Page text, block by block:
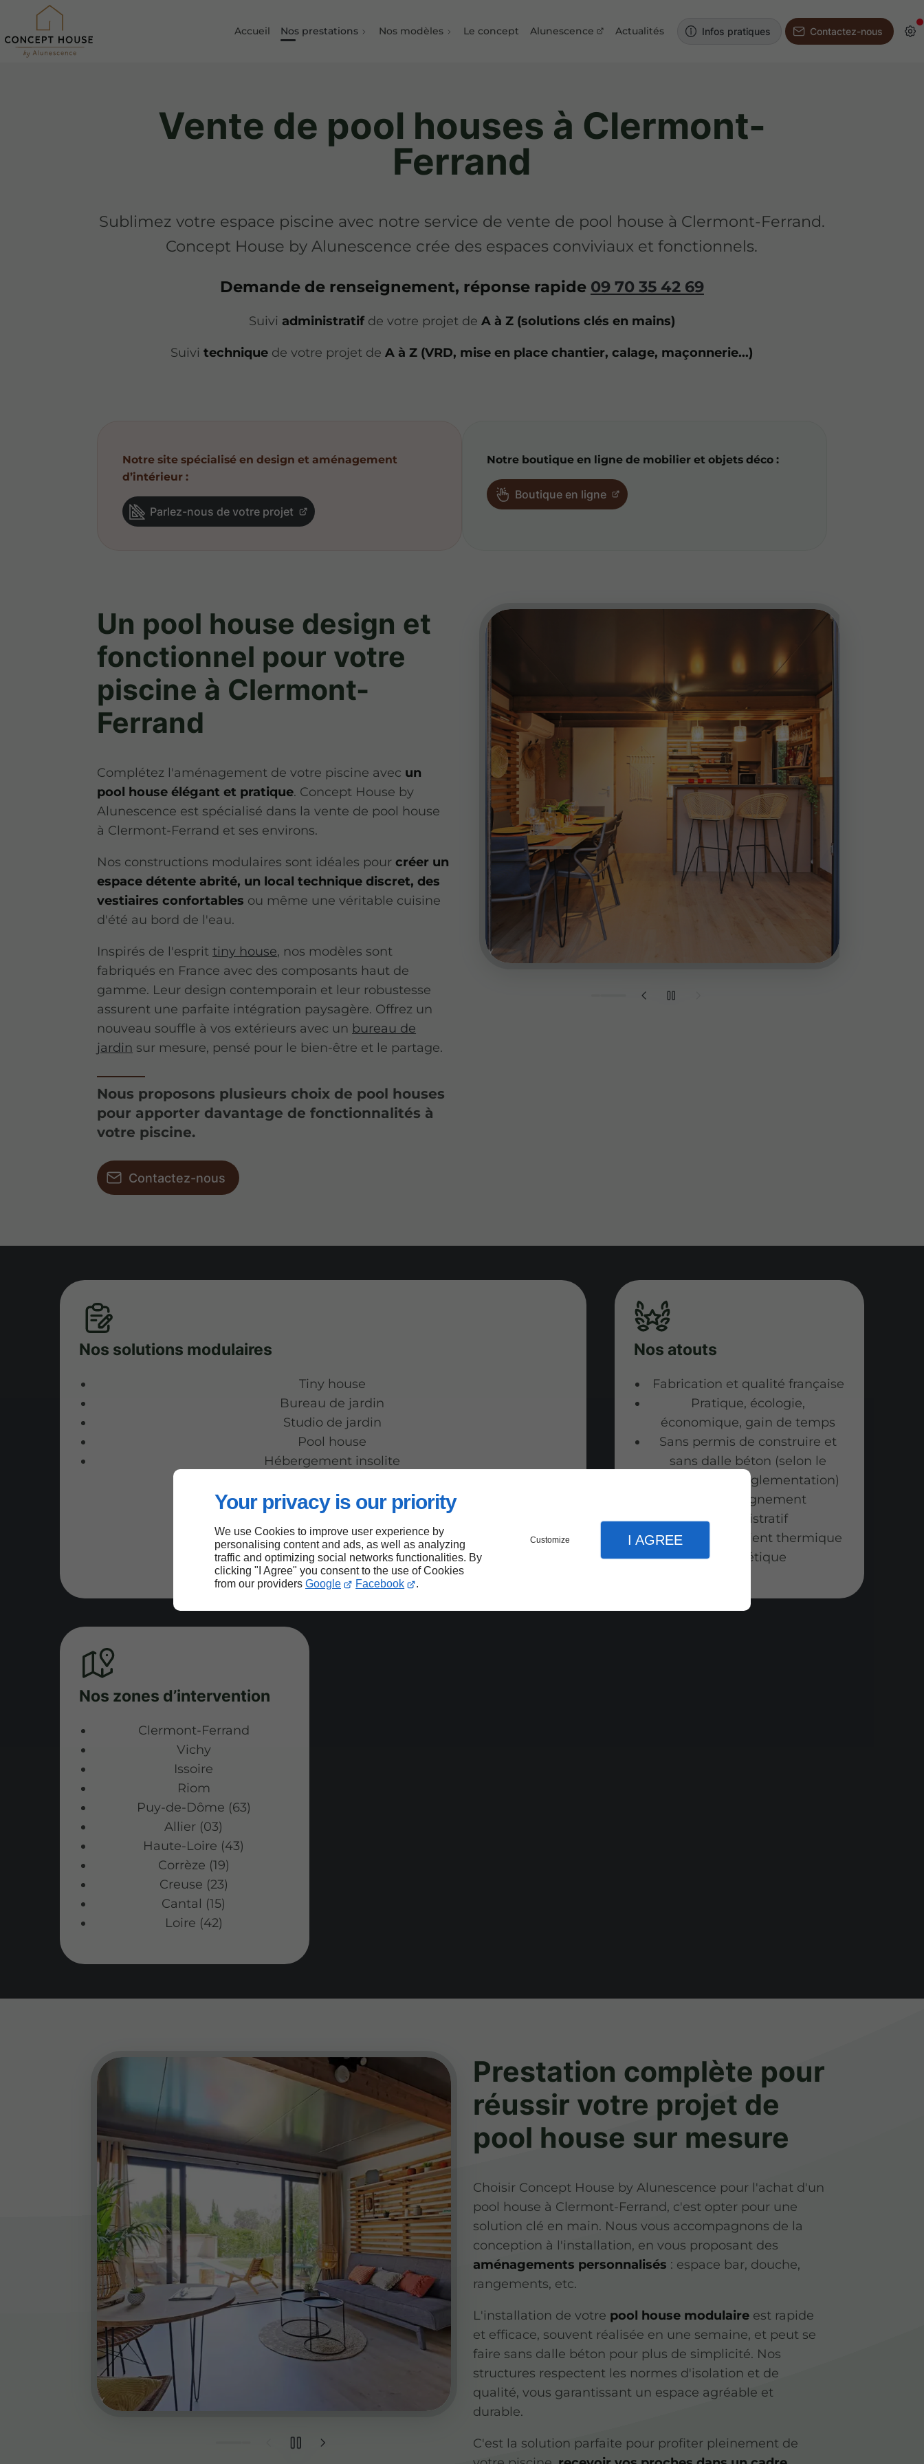
Your privacy is our priority
We use Cookies to improve user experience by
personalising content and ads, as well as analyzing
traffic and optimizing social networks functionalities. By
clicking "I Agree" you consent to the use of Cookies
from our providers Google Facebook .
Customize I AGREE
Accueil Nos prestations Nos modèles Le concept Alunescence Actualités Infos pratiques Contactez-nous
Vente de pool houses à Clermont-
Ferrand
Sublimez votre espace piscine avec notre service de vente de pool house à Clermont-Ferrand.
Concept House by Alunescence crée des espaces conviviaux et fonctionnels.
Demande de renseignement, réponse rapide 09 70 35 42 69
Suivi administratifde votre projet de A à Z (solutions clés en mains)
Suivitechnique de votre projet deA à Z (VRD, mise en place chantier, calage, maçonnerie...)
Notre site spécialisé en design et aménagement
d’intérieur :
Parlez-nous de votre projet
Notre boutique en ligne de mobilier et objets déco :
Boutique en ligne
Un pool house design et
fonctionnel pour votre
piscine à Clermont-
Ferrand
Complétez l'aménagement de votre piscine avec un
pool house élégant et pratique. Concept House by
Alunescence est spécialisé dans la vente de pool house
à Clermont-Ferrand et ses environs.
Nos constructions modulaires sont idéales pourcréer un
espace détente abrité, un local technique discret, des
vestiaires confortables ou même une véritable cuisine
d'été au bord de l'eau.
Inspirés de l'esprittiny house, nos modèles sont
fabriqués en France avec des composants haut de
gamme. Leur design contemporain et leur robustesse
assurent une parfaite intégration paysagère. Offrez un
nouveau souffle à vos extérieurs avec un bureau de
jardin sur mesure, pensé pour le bien-être et le partage.
Nous proposons plusieurs choix de pool houses
pour apporter davantage de fonctionnalités à
votre piscine.
Contactez-nous
Nos solutions modulaires
Tiny house
Bureau de jardin
Studio de jardin
Pool house
Hébergement insolite
Nos atouts
Fabrication et qualité française
Pratique, écologie,
économique, gain de temps
Sans permis de construire et
sans dalle béton (selon le
modèle et la réglementation)
Accompagnement
administratif
RE 2020 coefficient thermique
Énergétique
Nos zones d’intervention
Clermont-Ferrand
Vichy
Issoire
Riom
Puy-de-Dôme (63)
Allier (03)
Haute-Loire (43)
Corrèze (19)
Creuse (23)
Cantal (15)
Loire (42)
Prestation complète pour
réussir votre projet de
pool house sur mesure
Choisir Concept House by Alunescence pour l'achat d'un
pool house à Clermont-Ferrand, c'est opter pour une
solution clé en main. Nous vous accompagnons de la
conception à l'installation, en vous proposant des
aménagements personnalisés : espace bar, douche,
rangements, etc.
L'installation de votre pool house modulaire est rapide
et efficace, souvent réalisée en une semaine, et peut se
faire sans dalle béton pour plus de simplicité. Nos
structures respectent les normes d'isolation et de
qualité, vous garantissant un espace agréable et
durable.
C'est la solution parfaite pour profiter pleinement de